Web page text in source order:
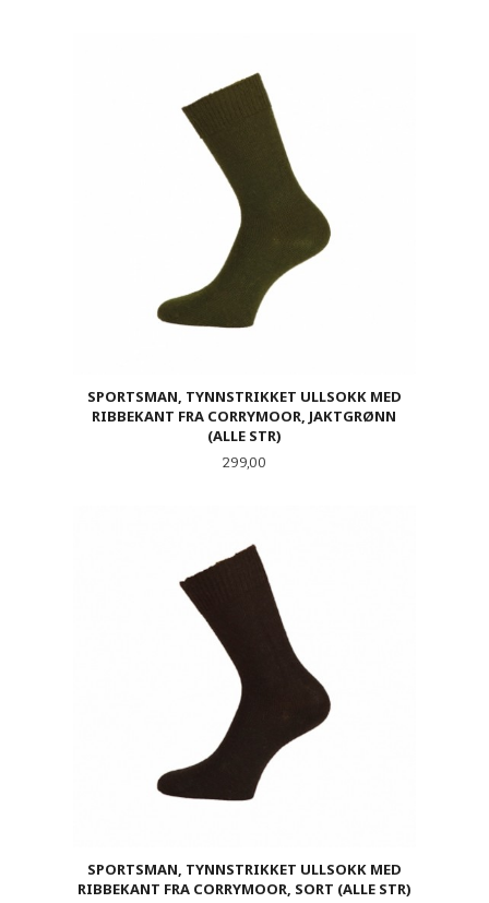
SPORTSMAN, TYNNSTRIKKET ULLSOKK MED
RIBBEKANT FRA CORRYMOOR, JAKTGRØNN
(ALLE STR)
Pris
299,00
SPORTSMAN, TYNNSTRIKKET ULLSOKK MED
RIBBEKANT FRA CORRYMOOR, SORT (ALLE STR)